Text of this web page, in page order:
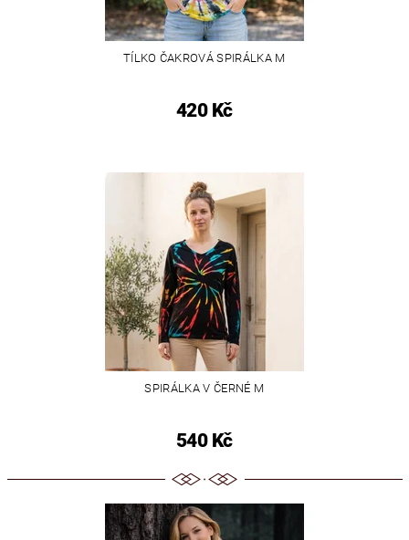
TÍLKO ČAKROVÁ SPIRÁLKA M
420 Kč
SPIRÁLKA V ČERNÉ M
540 Kč